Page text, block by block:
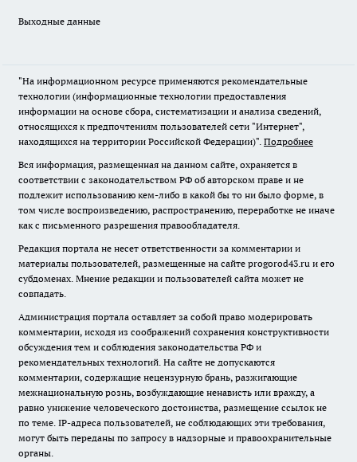
Выходные данные
"На информационном ресурсе применяются рекомендательные
технологии (информационные технологии предоставления
информации на основе сбора, систематизации и анализа сведений,
относящихся к предпочтениям пользователей сети "Интернет",
находящихся на территории Российской Федерации)". Подробнее
Вся информация, размещенная на данном сайте, охраняется в
соответствии с законодательством РФ об авторском праве и не
подлежит использованию кем-либо в какой бы то ни было форме, в
том числе воспроизведению, распространению, переработке не иначе
как с письменного разрешения правообладателя.
Редакция портала не несет ответственности за комментарии и
материалы пользователей, размещенные на сайте progorod43.ru и его
субдоменах. Мнение редакции и пользователей сайта может не
совпадать.
Администрация портала оставляет за собой право модерировать
комментарии, исходя из соображений сохранения конструктивности
обсуждения тем и соблюдения законодательства РФ и
рекомендательных технологий. На сайте не допускаются
комментарии, содержащие нецензурную брань, разжигающие
межнациональную рознь, возбуждающие ненависть или вражду, а
равно унижение человеческого достоинства, размещение ссылок не
по теме. IP-адреса пользователей, не соблюдающих эти требования,
могут быть переданы по запросу в надзорные и правоохранительные
органы.